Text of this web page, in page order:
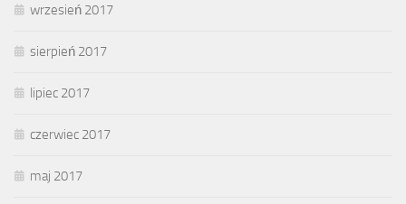
wrzesień 2017
sierpień 2017
lipiec 2017
czerwiec 2017
maj 2017